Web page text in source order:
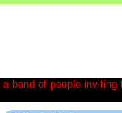
band of people